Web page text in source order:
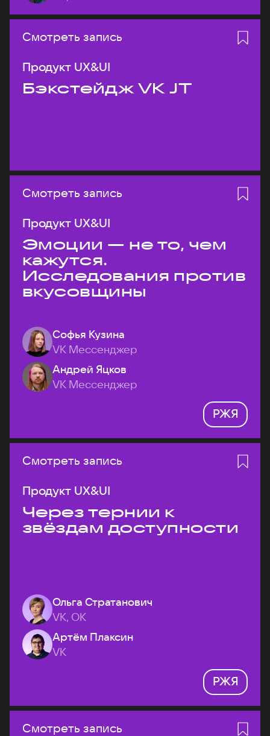
Смотреть запись
Продукт UX&UI
Бэкстейдж VK JT
Смотреть запись
Продукт UX&UI
Эмоции — не то, чем
кажутся.
Исследования против
вкусовщины
Софья Кузина
VK Мессенджер
Андрей Яцков
VK Мессенджер
РЖЯ
Смотреть запись
Продукт UX&UI
Через тернии к
звёздам доступности
Ольга Стратанович
VK, ОК
Артём Плаксин
VK
РЖЯ
Смотреть запись